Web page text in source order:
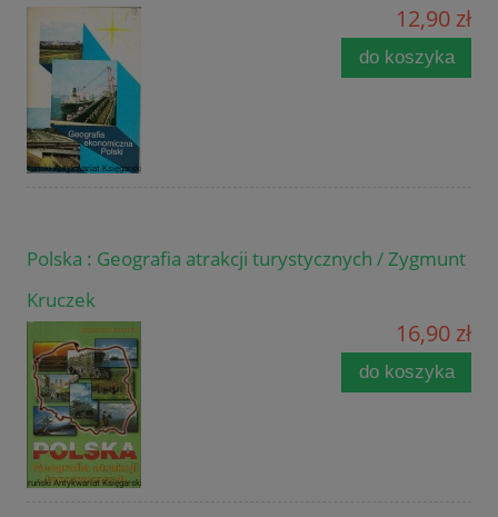
12,90 zł
do koszyka
Polska : Geografia atrakcji turystycznych / Zygmunt
Kruczek
16,90 zł
do koszyka